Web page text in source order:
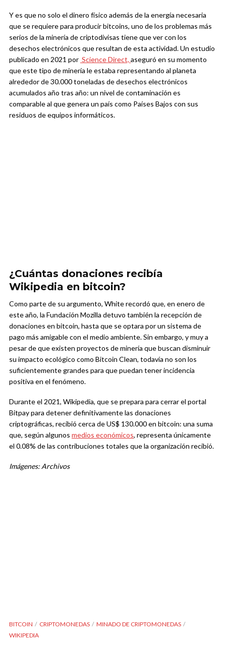
Y es que no solo el dinero físico además de la energía necesaria
que se requiere para producir bitcoins, uno de los problemas más
serios de la minería de criptodivisas tiene que ver con los
desechos electrónicos que resultan de esta actividad. Un estudio
publicado en 2021 por Science Direct, aseguró en su momento
que este tipo de minería le estaba representando al planeta
alrededor de 30.000 toneladas de desechos electrónicos
acumulados año tras año: un nivel de contaminación es
comparable al que genera un país como Países Bajos con sus
residuos de equipos informáticos.
¿Cuántas donaciones recibía
Wikipedia en bitcoin?
Como parte de su argumento, White recordó que, en enero de
este año, la Fundación Mozilla detuvo también la recepción de
donaciones en bitcoin, hasta que se optara por un sistema de
pago más amigable con el medio ambiente. Sin embargo, y muy a
pesar de que existen proyectos de minería que buscan disminuir
su impacto ecológico como Bitcoin Clean, todavía no son los
suficientemente grandes para que puedan tener incidencia
positiva en el fenómeno.
Durante el 2021, Wikipedia, que se prepara para cerrar el portal
Bitpay para detener definitivamente las donaciones
criptográficas, recibió cerca de US$ 130.000 en bitcoin: una suma
que, según algunos medios económicos, representa únicamente
el 0.08% de las contribuciones totales que la organización recibió.
Imágenes: Archivos
BITCOIN CRIPTOMONEDAS
MINADO DE CRIPTOMONEDAS
WIKIPEDIA